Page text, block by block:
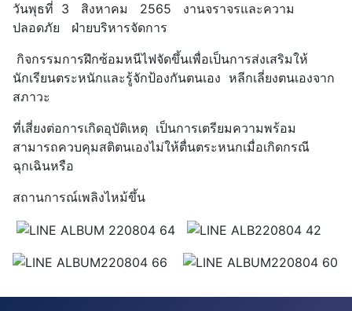
วันพุธที่ 3 สิงหาคม 2565 งานจราจรและความ
ปลอดภัย ฝ่ายบริหารจัดการ
กิจกรรมการฝึกซ้อมหนีไฟจัดขึ้นเพื่อเป็นการส่งเสริมให้
นักเรียนตระหนักและรู้จักป้องกันตนเอง หลีกเลี่ยงตนเองจาก
สภาวะ
ที่เสี่ยงต่อการเกิดอุบัติเหตุ เป็นการเตรียมความพร้อม
สามารถควบคุมสติตนเองไม่ให้ตื่นตระหนกเมื่อเกิดกรณี
ฉุกเฉินหรือ
สถานการณ์เพลิงไหม้ขึ้น